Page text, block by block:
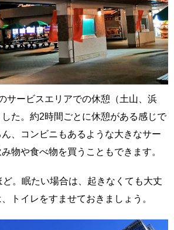
サービスエリアでの休憩（土山、浜
た。約2時間ごとに休憩がある感じで
、コンビニもあるような大きなサー
物や食べ物を買うこともできます。
。眠たい場合は、起きなくても大丈
トイレをすませておきましょう。